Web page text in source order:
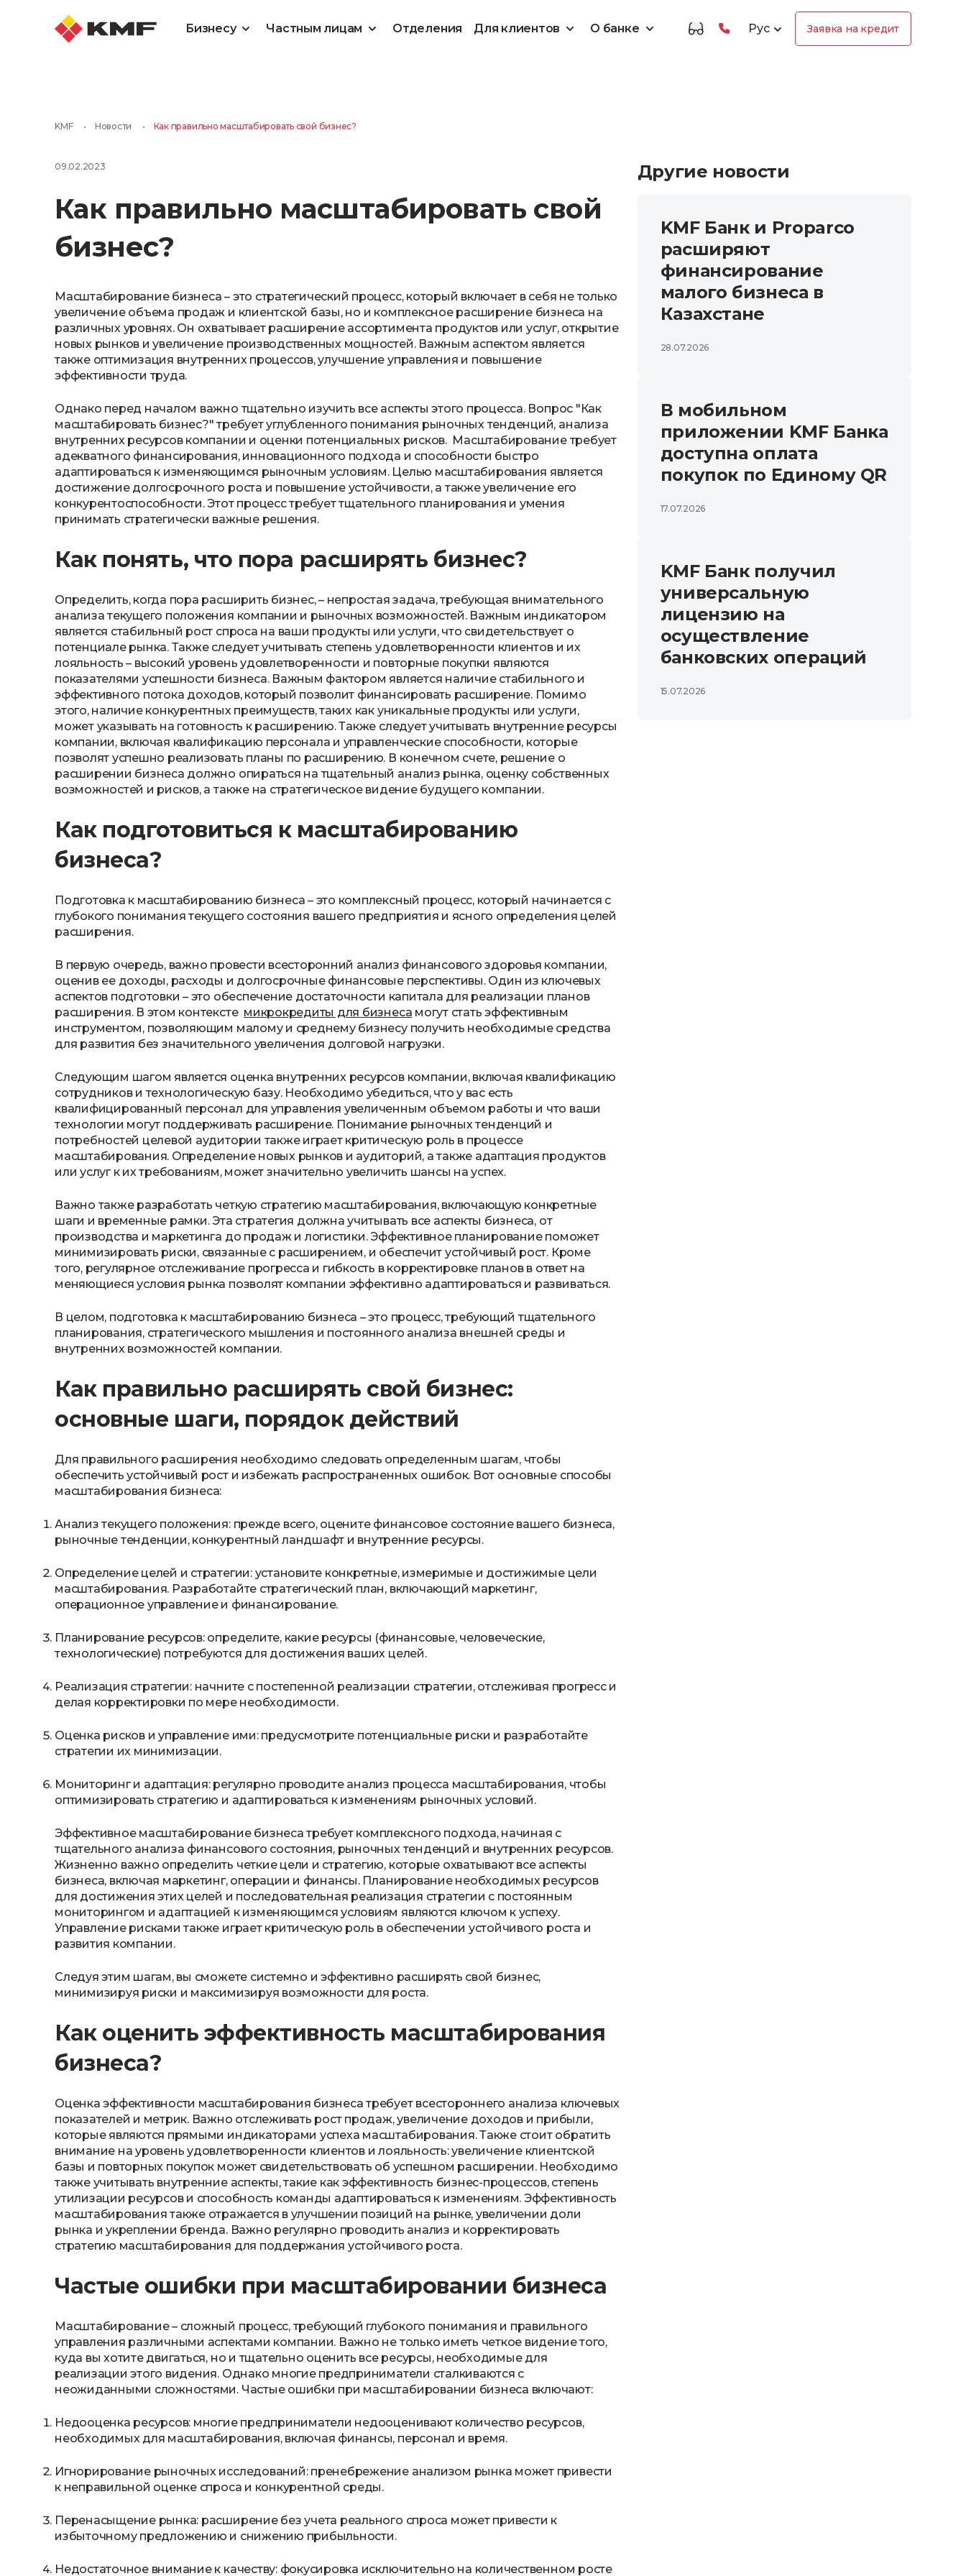
Бизнесу Частным лицам Отделения Для клиентов О банке Рус Заявка на кредит
KMF • Новости • Как правильно масштабировать свой бизнес?
09.02.2023
Как правильно масштабировать свой
бизнес?
Масштабирование бизнеса – это стратегический процесс, который включает в себя не только
увеличение объема продаж и клиентской базы, но и комплексное расширение бизнеса на
различных уровнях. Он охватывает расширение ассортимента продуктов или услуг, открытие
новых рынков и увеличение производственных мощностей. Важным аспектом является
также оптимизация внутренних процессов, улучшение управления и повышение
эффективности труда.
Однако перед началом важно тщательно изучить все аспекты этого процесса. Вопрос "Как
масштабировать бизнес?" требует углубленного понимания рыночных тенденций, анализа
внутренних ресурсов компании и оценки потенциальных рисков. Масштабирование требует
адекватного финансирования, инновационного подхода и способности быстро
адаптироваться к изменяющимся рыночным условиям. Целью масштабирования является
достижение долгосрочного роста и повышение устойчивости, а также увеличение его
конкурентоспособности. Этот процесс требует тщательного планирования и умения
принимать стратегически важные решения.
Как понять, что пора расширять бизнес?
Определить, когда пора расширить бизнес, – непростая задача, требующая внимательного
анализа текущего положения компании и рыночных возможностей. Важным индикатором
является стабильный рост спроса на ваши продукты или услуги, что свидетельствует о
потенциале рынка. Также следует учитывать степень удовлетворенности клиентов и их
лояльность – высокий уровень удовлетворенности и повторные покупки являются
показателями успешности бизнеса. Важным фактором является наличие стабильного и
эффективного потока доходов, который позволит финансировать расширение. Помимо
этого, наличие конкурентных преимуществ, таких как уникальные продукты или услуги,
может указывать на готовность к расширению. Также следует учитывать внутренние ресурсы
компании, включая квалификацию персонала и управленческие способности, которые
позволят успешно реализовать планы по расширению. В конечном счете, решение о
расширении бизнеса должно опираться на тщательный анализ рынка, оценку собственных
возможностей и рисков, а также на стратегическое видение будущего компании.
Как подготовиться к масштабированию
бизнеса?
Подготовка к масштабированию бизнеса – это комплексный процесс, который начинается с
глубокого понимания текущего состояния вашего предприятия и ясного определения целей
расширения.
В первую очередь, важно провести всесторонний анализ финансового здоровья компании,
оценив ее доходы, расходы и долгосрочные финансовые перспективы. Один из ключевых
аспектов подготовки – это обеспечение достаточности капитала для реализации планов
расширения. В этом контексте микрокредиты для бизнеса могут стать эффективным
инструментом, позволяющим малому и среднему бизнесу получить необходимые средства
для развития без значительного увеличения долговой нагрузки.
Следующим шагом является оценка внутренних ресурсов компании, включая квалификацию
сотрудников и технологическую базу. Необходимо убедиться, что у вас есть
квалифицированный персонал для управления увеличенным объемом работы и что ваши
технологии могут поддерживать расширение. Понимание рыночных тенденций и
потребностей целевой аудитории также играет критическую роль в процессе
масштабирования. Определение новых рынков и аудиторий, а также адаптация продуктов
или услуг к их требованиям, может значительно увеличить шансы на успех.
Важно также разработать четкую стратегию масштабирования, включающую конкретные
шаги и временные рамки. Эта стратегия должна учитывать все аспекты бизнеса, от
производства и маркетинга до продаж и логистики. Эффективное планирование поможет
минимизировать риски, связанные с расширением, и обеспечит устойчивый рост. Кроме
того, регулярное отслеживание прогресса и гибкость в корректировке планов в ответ на
меняющиеся условия рынка позволят компании эффективно адаптироваться и развиваться.
В целом, подготовка к масштабированию бизнеса – это процесс, требующий тщательного
планирования, стратегического мышления и постоянного анализа внешней среды и
внутренних возможностей компании.
Как правильно расширять свой бизнес:
основные шаги, порядок действий
Для правильного расширения необходимо следовать определенным шагам, чтобы
обеспечить устойчивый рост и избежать распространенных ошибок. Вот основные способы
масштабирования бизнеса:
Анализ текущего положения: прежде всего, оцените финансовое состояние вашего бизнеса,
рыночные тенденции, конкурентный ландшафт и внутренние ресурсы.
Определение целей и стратегии: установите конкретные, измеримые и достижимые цели
масштабирования. Разработайте стратегический план, включающий маркетинг,
операционное управление и финансирование.
Планирование ресурсов: определите, какие ресурсы (финансовые, человеческие,
технологические) потребуются для достижения ваших целей.
Реализация стратегии: начните с постепенной реализации стратегии, отслеживая прогресс и
делая корректировки по мере необходимости.
Оценка рисков и управление ими: предусмотрите потенциальные риски и разработайте
стратегии их минимизации.
Мониторинг и адаптация: регулярно проводите анализ процесса масштабирования, чтобы
оптимизировать стратегию и адаптироваться к изменениям рыночных условий.
Эффективное масштабирование бизнеса требует комплексного подхода, начиная с
тщательного анализа финансового состояния, рыночных тенденций и внутренних ресурсов.
Жизненно важно определить четкие цели и стратегию, которые охватывают все аспекты
бизнеса, включая маркетинг, операции и финансы. Планирование необходимых ресурсов
для достижения этих целей и последовательная реализация стратегии с постоянным
мониторингом и адаптацией к изменяющимся условиям являются ключом к успеху.
Управление рисками также играет критическую роль в обеспечении устойчивого роста и
развития компании.
Следуя этим шагам, вы сможете системно и эффективно расширять свой бизнес,
минимизируя риски и максимизируя возможности для роста.
Как оценить эффективность масштабирования
бизнеса?
Оценка эффективности масштабирования бизнеса требует всестороннего анализа ключевых
показателей и метрик. Важно отслеживать рост продаж, увеличение доходов и прибыли,
которые являются прямыми индикаторами успеха масштабирования. Также стоит обратить
внимание на уровень удовлетворенности клиентов и лояльность: увеличение клиентской
базы и повторных покупок может свидетельствовать об успешном расширении. Необходимо
также учитывать внутренние аспекты, такие как эффективность бизнес-процессов, степень
утилизации ресурсов и способность команды адаптироваться к изменениям. Эффективность
масштабирования также отражается в улучшении позиций на рынке, увеличении доли
рынка и укреплении бренда. Важно регулярно проводить анализ и корректировать
стратегию масштабирования для поддержания устойчивого роста.
Частые ошибки при масштабировании бизнеса
Масштабирование – сложный процесс, требующий глубокого понимания и правильного
управления различными аспектами компании. Важно не только иметь четкое видение того,
куда вы хотите двигаться, но и тщательно оценить все ресурсы, необходимые для
реализации этого видения. Однако многие предприниматели сталкиваются с
неожиданными сложностями. Частые ошибки при масштабировании бизнеса включают:
Недооценка ресурсов: многие предприниматели недооценивают количество ресурсов,
необходимых для масштабирования, включая финансы, персонал и время.
Игнорирование рыночных исследований: пренебрежение анализом рынка может привести
к неправильной оценке спроса и конкурентной среды.
Перенасыщение рынка: расширение без учета реального спроса может привести к
избыточному предложению и снижению прибыльности.
Недостаточное внимание к качеству: фокусировка исключительно на количественном росте
Другие новости
KMF Банк и Proparco
расширяют
финансирование
малого бизнеса в
Казахстане
28.07.2026
В мобильном
приложении KMF Банка
доступна оплата
покупок по Единому QR
17.07.2026
KMF Банк получил
универсальную
лицензию на
осуществление
банковских операций
15.07.2026